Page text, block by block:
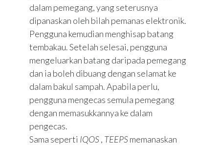
dalam pemegang, yang seterusnya
dipanaskan oleh bilah pemanas elektronik.
Pengguna kemudian menghisap batang
tembakau. Setelah selesai, pengguna
mengeluarkan batang daripada pemegang
dan ia boleh dibuang dengan selamat ke
dalam bakul sampah. Apabila perlu,
pengguna mengecas semula pemegang
dengan memasukkannya ke dalam
pengecas.
Sama seperti IQOS, TEEPSmemanaskan